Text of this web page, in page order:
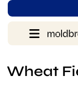
Wheat